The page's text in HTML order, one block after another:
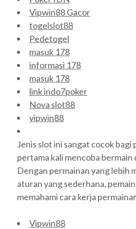
Vipwin88 Gacor
togelslot88
Pedetogel
masuk 178
informasi 178
masuk 178
link indo7poker
Nova slot88
vipwin88
Jenis slot ini sangat cocok bagi
pertama kali mencoba bermain
Dengan permainan yang lebih
aturan yang sederhana,
memahami cara kerja
Vipwin88